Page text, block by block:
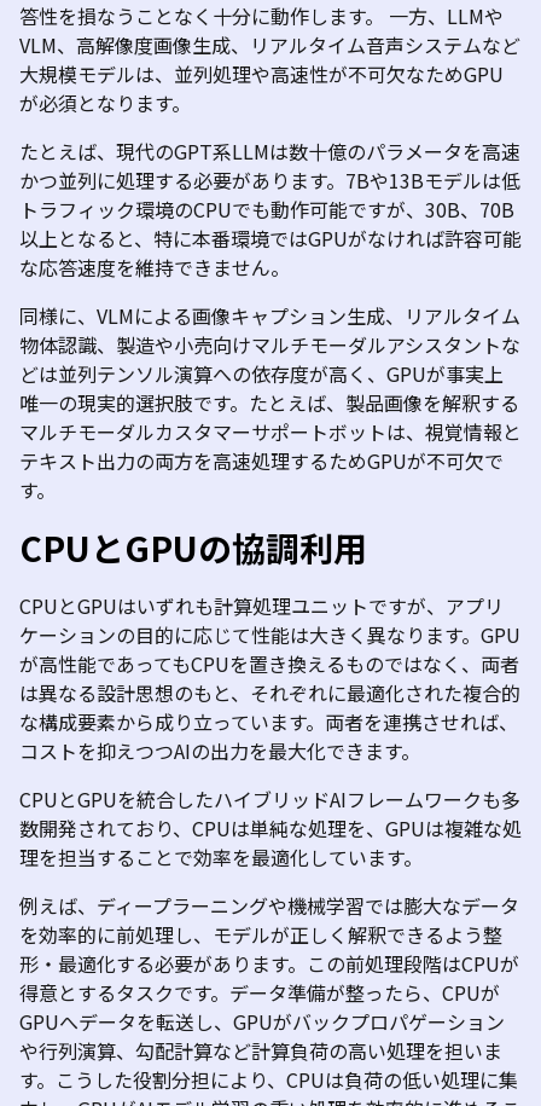
答性を損なうことなく十分に動作します。
一方、 LLMや
VLM、高解像度画像生成、リアルタイム音声システムなど
大規模モデルは、並列処理や高速性が不可欠なためGPU
が必須となります。
たとえば、現代のGPT系LLMは数十億のパラメータを高速
かつ並列に処理する必要があります。 7Bや13Bモデルは低
トラフィック環境のCPUでも動作可能ですが、 30B、70B
以上となると、特に本番環境ではGPUがなければ許容可能
な応答速度を維持できません。
同様に、 VLMによる画像キャプション生成、リアルタイム
物体認識、製造や小売向けマルチモーダルアシスタントな
どは並列テンソル演算への依存度が高く、 GPUが事実上
唯一の現実的選択肢です。たとえば、製品画像を解釈する
マルチモーダルカスタマーサポートボットは、視覚情報と
テキスト出力の両方を高速処理するためGPUが不可欠で
す。
CPUとGPUの協調利用
CPUとGPUはいずれも計算処理ユニットですが、アプリ
ケーションの目的に応じて性能は大きく異なります。 GPU
が高性能であってもCPUを置き換えるものではなく、両者
は異なる設計思想のもと、それぞれに最適化された複合的
な構成要素から成り立っています。両者を連携させれば、
コストを抑えつつAIの出力を最大化できます。
CPUとGPUを統合したハイブリッドAIフレームワークも多
数開発されており、 CPUは単純な処理を、 GPUは複雑な処
理を担当することで効率を最適化しています。
例えば、ディープラーニングや機械学習では膨大なデータ
を効率的に前処理し、モデルが正しく解釈できるよう整
形・最適化する必要があります。この前処理段階はCPUが
得意とするタスクです。データ準備が整ったら、 CPUが
GPUへデータを転送し、 GPUがバックプロパゲーション
や行列演算、勾配計算など計算負荷の高い処理を担いま
す。こうした役割分担により、 CPUは負荷の低い処理に集